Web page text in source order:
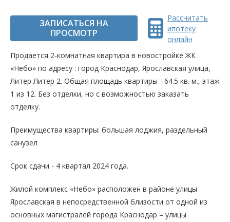
ЗАПИСАТЬСЯ НА
ПРОСМОТР
Рассчитать
ипотеку
онлайн
Продается 2-комнатная квартира в новостройке ЖК
«Небо» по адресу : город Краснодар, Ярославская улица,
Литер Литер 2. Общая площадь квартиры - 64.5 кв. м., этаж
1 из 12. Без отделки, но с возможностью заказать
отделку.
Преимущества квартиры: большая лоджия, раздельный
санузел
Срок сдачи - 4 квартал 2024 года.
Жилой комплекс «Небо» расположен в районе улицы
Ярославская в непосредственной близости от одной из
основных магистралей города Краснодар – улицы